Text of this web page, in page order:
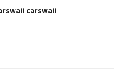
carswaii